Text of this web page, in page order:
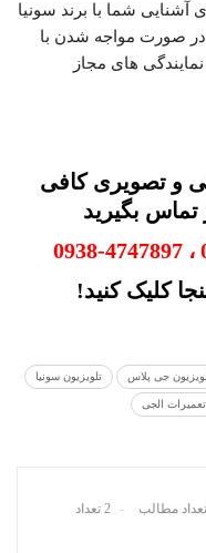
شما با برند سونیا
صورت مواجه شدن با
های مجاز
و تصویری کافی
بگیرید
کلیک کنید!
جی پلاس تلویزیون سونیا
تعمیرات الجی
2 تعداد